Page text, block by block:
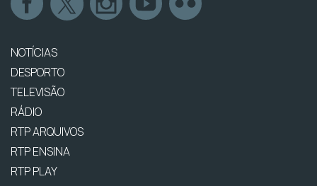
NOTÍCIAS
DESPORTO
TELEVISÃO
RÁDIO
RTP ARQUIVOS
RTP ENSINA
RTP PLAY